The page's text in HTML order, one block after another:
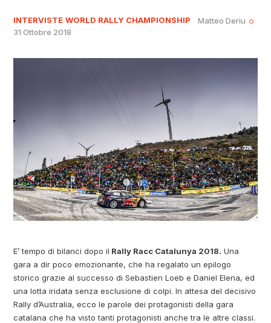
INTERVISTE WORLD RALLY CHAMPIONSHIP
Matteo Deriu
31 Ottobre 2018
E’ tempo di bilanci dopo il Rally Racc Catalunya 2018. Una
gara a dir poco emozionante, che ha regalato un epilogo
storico grazie al successo di Sebastien Loeb e Daniel Elena, ed
una lotta iridata senza esclusione di colpi. In attesa del decisivo
Rally d’Australia, ecco le parole dei protagonisti della gara
catalana che ha visto tanti protagonisti anche tra le altre classi.